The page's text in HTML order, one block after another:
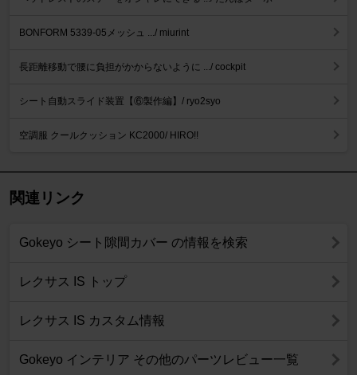
BONFORM 5339-05メッシュ .../ miurint
長距離移動で腰に負担がかからないように .../ cockpit
シート自動スライド装置【⑥製作編】/ ryo2syo
空調服 クールクッション KC2000/ HIRO!!
関連リンク
Gokeyo シート隙間カバー の情報を検索
レクサス IS トップ
レクサス IS カスタム情報
Gokeyo インテリア その他のパーツレビュー一覧